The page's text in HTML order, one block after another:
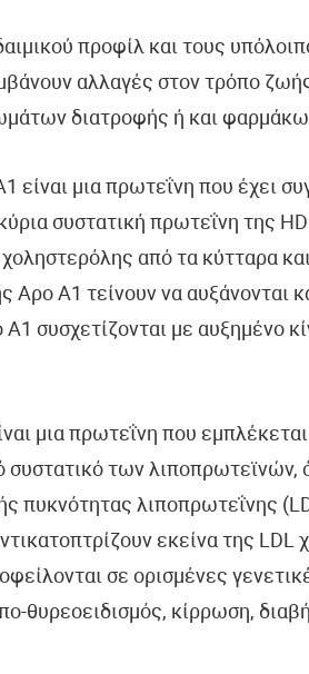
προφίλ και τους
αλλαγές στον τρόπο
διατροφής ή και
είναι μια πρωτεΐνη που έχει
συστατική πρωτεΐνη της
από τα κύτταρα
Α1 τείνουν να αυξάνονται
συσχετίζονται με αυξημένο
μια πρωτεΐνη που
συστατικό των
πυκνότητας λιποπρωτεΐνης
εκείνα της
σε ορισμένες
θυρεοειδισμός, κίρρωση,